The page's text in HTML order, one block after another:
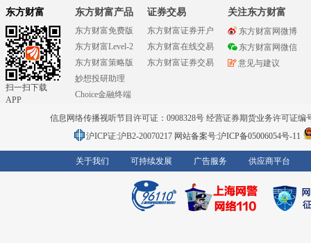
东方财富
扫一扫下载
APP
东方财富产品
东方财富免费版
东方财富Level-2
东方财富策略版
妙想投研助理
Choice金融终端
证券交易
东方财富证券开户
东方财富在线交易
东方财富证券交易
关注东方财富
东方财富网微博
东方财富网微信
意见与建议
信息网络传播视听节目许可证：0908328号 经营证券期货业务许可证编
沪ICP证:沪B2-20070217 网站备案号:沪ICP备05006054号-11
关于我们 可持续发展 广告服务 供应商平台